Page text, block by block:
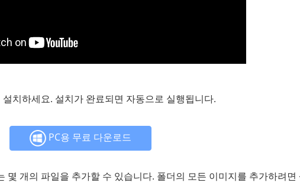
치하세요. 설치가 완료되면 자동으로 실행됩니다.
PC용 무료 다운로드
몇 개의 파일을 추가할 수 있습니다. 폴더의 모든 이미지를 추가하려면